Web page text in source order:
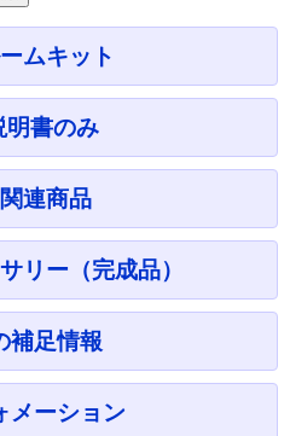
ムキット
明書のみ
連商品
リー（完成品）
補足情報
メーション